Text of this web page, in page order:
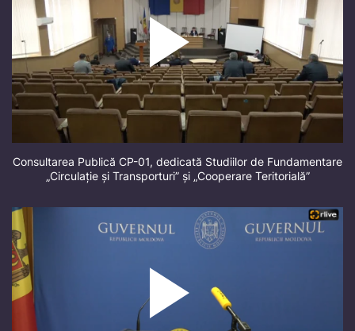
Consultarea Publică CP-01, dedicată Studiilor de Fundamentare
„Circulație și Transporturi” și „Cooperare Teritorială”